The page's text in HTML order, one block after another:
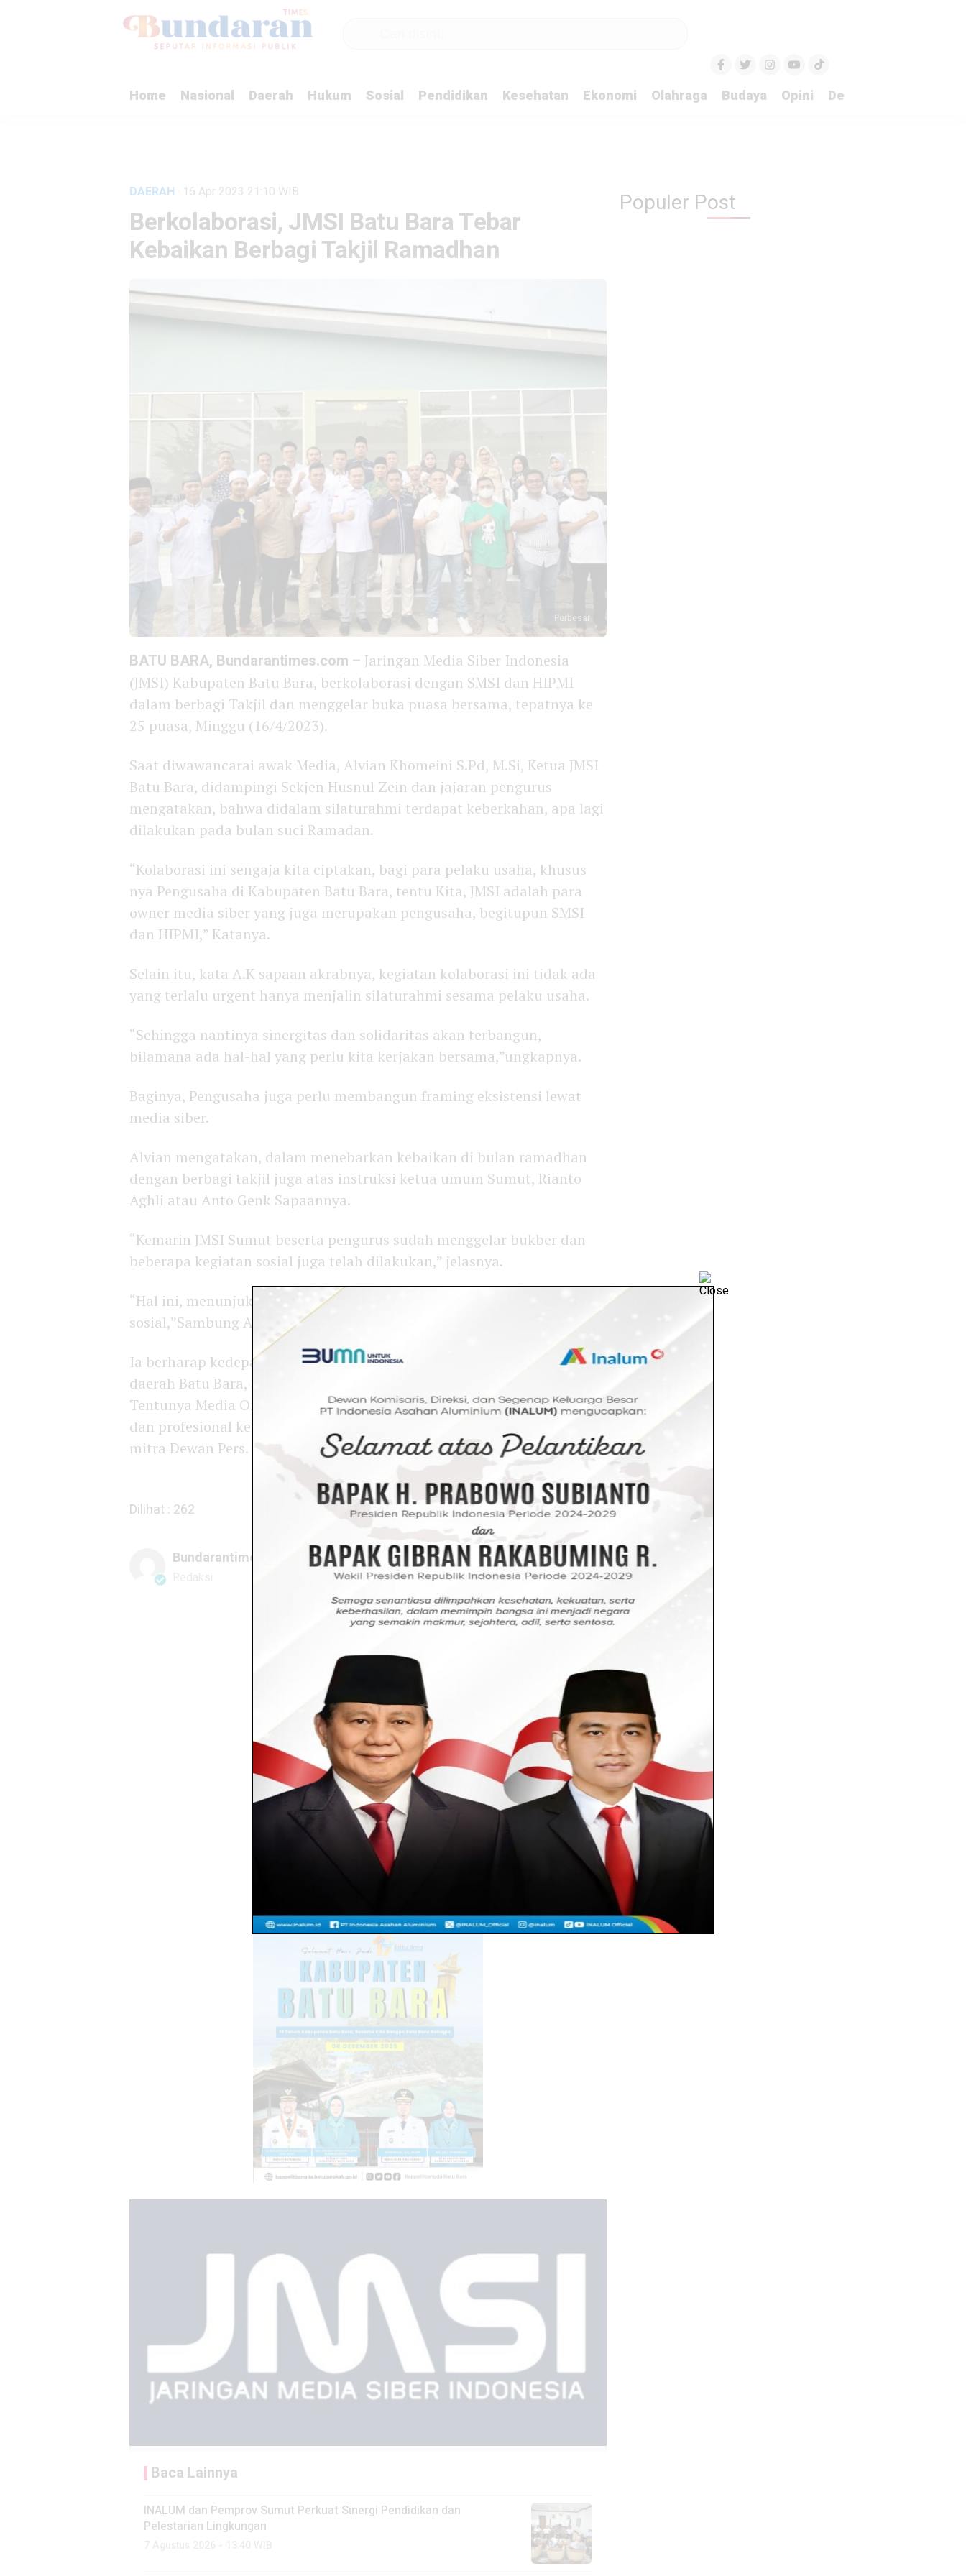
Home Nasional Daerah Hukum Sosial Pendidikan Kesehatan Ekonomi Olahraga Budaya Opini Demokrasi
DAERAH · 16 Apr 2023 21:10 WIB
Berkolaborasi, JMSI Batu Bara Tebar
Kebaikan Berbagi Takjil Ramadhan
Perbesar
BATU BARA, Bundarantimes.com – Jaringan Media Siber Indonesia
(JMSI) Kabupaten Batu Bara, berkolaborasi dengan SMSI dan HIPMI
dalam berbagi Takjil dan menggelar buka puasa bersama, tepatnya ke
25 puasa, Minggu (16/4/2023).
Saat diwawancarai awak Media, Alvian Khomeini S.Pd, M.Si, Ketua JMSI
Batu Bara, didampingi Sekjen Husnul Zein dan jajaran pengurus
mengatakan, bahwa didalam silaturahmi terdapat keberkahan, apa lagi
dilakukan pada bulan suci Ramadan.
“Kolaborasi ini sengaja kita ciptakan, bagi para pelaku usaha, khusus
nya Pengusaha di Kabupaten Batu Bara, tentu Kita, JMSI adalah para
owner media siber yang juga merupakan pengusaha, begitupun SMSI
dan HIPMI,” Katanya.
Selain itu, kata A.K sapaan akrabnya, kegiatan kolaborasi ini tidak ada
yang terlalu urgent hanya menjalin silaturahmi sesama pelaku usaha.
“Sehingga nantinya sinergitas dan solidaritas akan terbangun,
bilamana ada hal-hal yang perlu kita kerjakan bersama,”ungkapnya.
Baginya, Pengusaha juga perlu membangun framing eksistensi lewat
media siber.
Alvian mengatakan, dalam menebarkan kebaikan di bulan ramadhan
dengan berbagi takjil juga atas instruksi ketua umum Sumut, Rianto
Aghli atau Anto Genk Sapaannya.
“Kemarin JMSI Sumut beserta pengurus sudah menggelar bukber dan
beberapa kegiatan sosial juga telah dilakukan,” jelasnya.
“Hal ini, menunjukkan bahwa, JMSI juga peduli terhadap aksi-aksi
sosial,”Sambung Alvian.
Ia berharap kedepan, JMSI Batu Bara terus eksis di berbagai pelosok
daerah Batu Bara, dan menjadi mitra strategis Pemerintah Batu Bara.
Tentunya Media Online dibawah naungan JMSI harus menjadi lebih baik
dan profesional kedepannya secara administratif sehingga bisa menjadi
mitra Dewan Pers.
Dilihat : 262
Bundarantimes@gmail.com
Baca Lainnya
INALUM dan Pemprov Sumut Perkuat Sinergi Pendidikan dan
Pelestarian Lingkungan
Populer Post